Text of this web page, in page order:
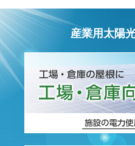
産業用太陽